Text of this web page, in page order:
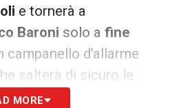
e tornerà a
Baroni solo a fine
campanello d’allarme
salterà di sicuro le
Bologna
MORE